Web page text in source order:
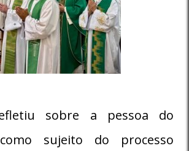
sobre a pessoa do
sujeito do processo